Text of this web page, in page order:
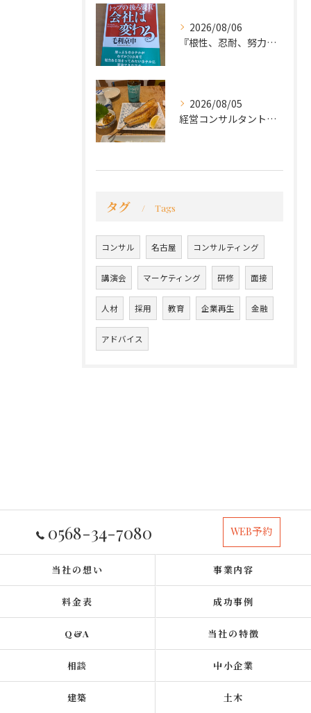
2026/08/06
『根性、忍耐、努力という言葉は死語なのか』
2026/08/05
経営コンサルタントのモーちゃん・毛利京申です。
タグ Tags
コンサル 名古屋 コンサルティング
講演会 マーケティング 研修 面接
人材 採用 教育 企業再生 金融
アドバイス
0568-34-7080 WEB予約
当社の想い 事業内容
料金表 成功事例
Q&A 当社の特徴
相談 中小企業
建築 土木